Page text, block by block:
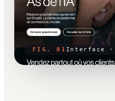
FIG. 01 Interface